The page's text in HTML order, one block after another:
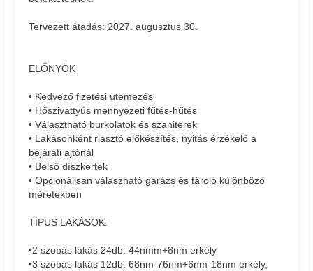
Tervezett átadás: 2027. augusztus 30.
ELŐNYÖK
• Kedvező fizetési ütemezés
• Hőszivattyús mennyezeti fűtés-hűtés
• Választható burkolatok és szaniterek
• Lakásonként riasztó előkészítés, nyitás érzékelő a
bejárati ajtónál
• Belső díszkertek
• Opcionálisan válaszható garázs és tároló különböző
méretekben
TÍPUS LAKÁSOK:
•2 szobás lakás 24db: 44nmm+8nm erkély
•3 szobás lakás 12db: 68nm-76nm+6nm-18nm erkély,